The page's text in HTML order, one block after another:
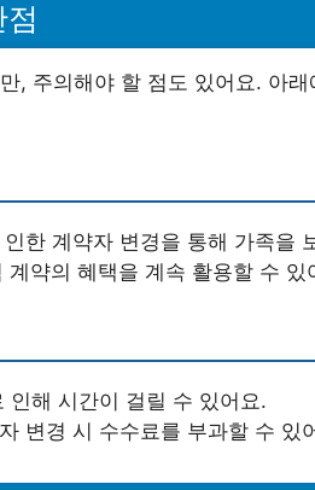
, 주의해야 할 점도 있어요. 아
한 계약자 변경을 통해 가족을
계약의 혜택을 계속 활용할 수 있
인해 시간이 걸릴 수 있어요.
변경 시 수수료를 부과할 수 있